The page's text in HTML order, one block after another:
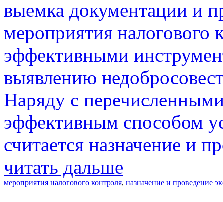
выемка документации и
мероприятия налогового
эффективными
выявлению
Наряду с
эффективным способом
считается назначение и
читать дальше
мероприятия налогового контроля, назначение и проведение